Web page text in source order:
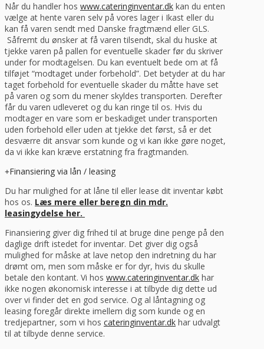
Når du handler hos www.cateringinventar.dk kan du enten
vælge at hente varen selv på vores lager i Ikast eller du
kan få varen sendt med Danske fragtmænd eller GLS.
Såfremt du ønsker at få varen tilsendt, skal du huske at
tjekke varen på pallen for eventuelle skader før du skriver
under for modtagelsen. Du kan eventuelt bede om at få
tilføjet “modtaget under forbehold”. Det betyder at du har
taget forbehold for eventuelle skader du måtte have set
på varen og som du mener skyldes transporten. Derefter
får du varen udleveret og du kan ringe til os. Hvis du
modtager en vare som er beskadiget under transporten
uden forbehold eller uden at tjekke det først, så er det
desværre dit ansvar som kunde og vi kan ikke gøre noget,
da vi ikke kan kræve erstatning fra fragtmanden.
Finansiering via lån / leasing
Du har mulighed for at låne til eller lease dit inventar købt
hos os. Læs mere eller beregn din mdr.
leasingydelse her.
Finansiering giver dig frihed til at bruge dine penge på den
daglige drift istedet for inventar. Det giver dig også
mulighed for måske at lave netop den indretning du har
drømt om, men som måske er for dyr, hvis du skulle
betale den kontant. Vi hos www.cateringinventar.dk har
ikke nogen økonomisk interesse i at tilbyde dig dette ud
over vi finder det en god service. Og al låntagning og
leasing foregår direkte imellem dig som kunde og en
tredjepartner, som vi hos cateringinventar.dk har udvalgt
til at tilbyde denne service.